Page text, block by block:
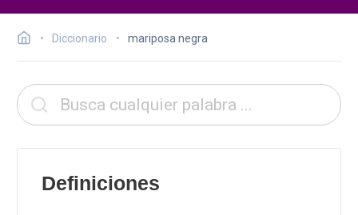
Diccionario mariposa negra
Definiciones